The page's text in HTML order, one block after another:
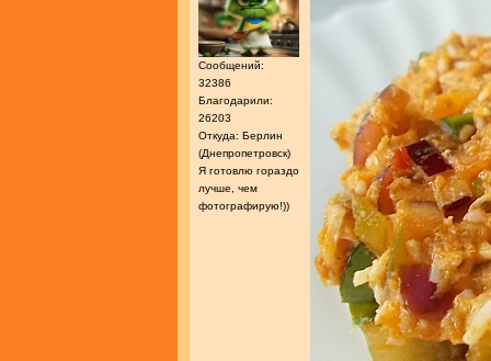
Сообщений:
32386
Благодарили:
26203
Откуда: Берлин
(Днепропетровск)
Я готовлю гораздо
лучше, чем
фотографирую!))